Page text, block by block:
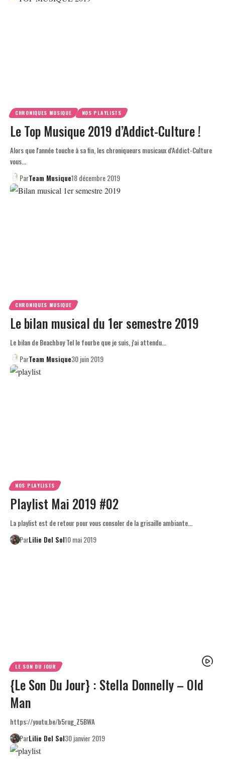
CHRONIQUES MUSIQUE NOS PLAYLISTS
Le Top Musique 2019 d’Addict-Culture !
Alors que l'année touche à sa fin, les chroniqueurs musicaux d'Addict-Culture
vous…
ParTeam Musique18 décembre 2019
CHRONIQUES MUSIQUE
Le bilan musical du 1er semestre 2019
Le bilan de Beachboy Tel le fourbe que je suis, j'ai attendu…
ParTeam Musique30 juin 2019
NOS PLAYLISTS
Playlist Mai 2019 #02
La playlist est de retour pour vous consoler de la grisaille ambiante…
ParLilie Del Sol10 mai 2019
LE SON DU JOUR
{Le Son Du Jour} : Stella Donnelly – Old
Man
https://youtu.be/b5rug_Z5BWA
ParLilie Del Sol30 janvier 2019